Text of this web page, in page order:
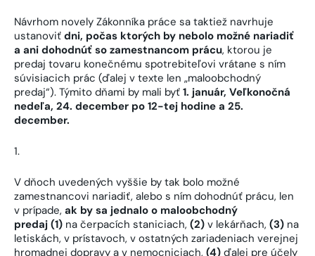
Návrhom novely Zákonníka práce sa taktiež navrhuje
ustanoviť dni, počas ktorých by nebolo možné nariadiť
a ani dohodnúť so zamestnancom prácu, ktorou je
predaj tovaru konečnému spotrebiteľovi vrátane s ním
súvisiacich prác (ďalej v texte len „maloobchodný
predaj“). Týmito dňami by mali byť 1. január, Veľkonočná
nedeľa, 24. december po 12-tej hodine a 25.
december.
V dňoch uvedených vyššie by tak bolo možné
zamestnancovi nariadiť, alebo s ním dohodnúť prácu, len
v prípade, ak by sa jednalo o maloobchodný
predaj (1) na čerpacích staniciach, (2) v lekárňach, (3) na
letiskách, v prístavoch, v ostatných zariadeniach verejnej
hromadnej dopravy a v nemocniciach, (4) ďalej pre účely